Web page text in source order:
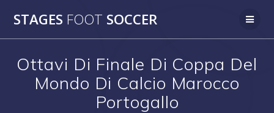
to
STAGES FOOT SOCCER
Ottavi Di Finale Di Coppa Del
Mondo Di Calcio Marocco
Portogallo